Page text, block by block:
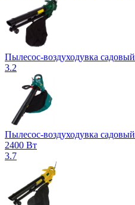
Пылесос-воздуходувка
3.2
Пылесос-воздуходувка
2400 Вт
3.7